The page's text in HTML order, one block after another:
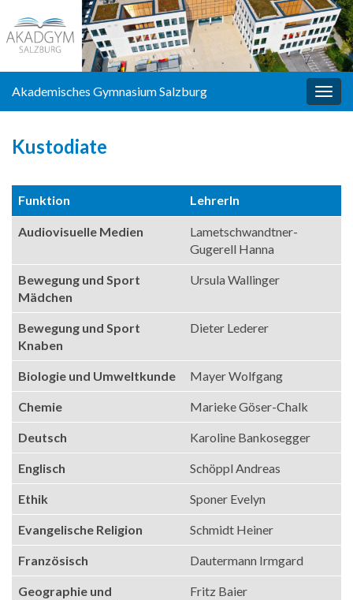
Akademisches Gymnasium Salzburg
Kustodiate
Funktion LehrerIn
Audiovisuelle Medien
Lametschwandtner-
Gugerell Hanna
Bewegung und Sport
Mädchen
Ursula Wallinger
Bewegung und Sport
Knaben
Dieter Lederer
Biologie und Umweltkunde Mayer Wolfgang
Chemie Marieke Göser-Chalk
Deutsch Karoline Bankosegger
Englisch Schöppl Andreas
Ethik Sponer Evelyn
Evangelische Religion Schmidt Heiner
Französisch Dautermann Irmgard
Geographie und
Fritz Baier